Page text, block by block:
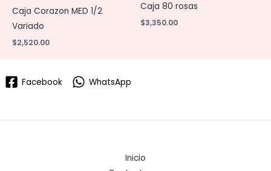
Caja Corazon MED 1/2
Variado
$2,520.00
Caja 80 rosas
$3,350.00
Facebook WhatsApp
Inicio